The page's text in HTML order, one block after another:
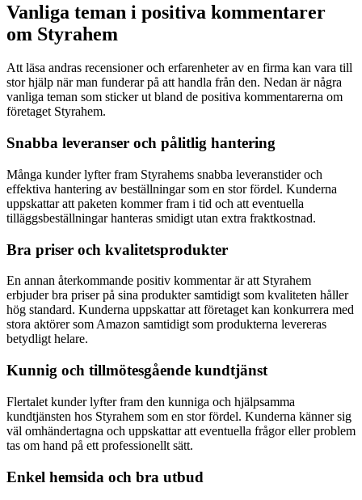
Vanliga teman i positiva kommentarer
om Styrahem
Att läsa andras recensioner och erfarenheter av en firma kan vara till
stor hjälp när man funderar på att handla från den. Nedan är några
vanliga teman som sticker ut bland de positiva kommentarerna om
företaget Styrahem.
Snabba leveranser och pålitlig hantering
Många kunder lyfter fram Styrahems snabba leveranstider och
effektiva hantering av beställningar som en stor fördel. Kunderna
uppskattar att paketen kommer fram i tid och att eventuella
tilläggsbeställningar hanteras smidigt utan extra fraktkostnad.
Bra priser och kvalitetsprodukter
En annan återkommande positiv kommentar är att Styrahem
erbjuder bra priser på sina produkter samtidigt som kvaliteten håller
hög standard. Kunderna uppskattar att företaget kan konkurrera med
stora aktörer som Amazon samtidigt som produkterna levereras
betydligt helare.
Kunnig och tillmötesgående kundtjänst
Flertalet kunder lyfter fram den kunniga och hjälpsamma
kundtjänsten hos Styrahem som en stor fördel. Kunderna känner sig
väl omhändertagna och uppskattar att eventuella frågor eller problem
tas om hand på ett professionellt sätt.
Enkel hemsida och bra utbud